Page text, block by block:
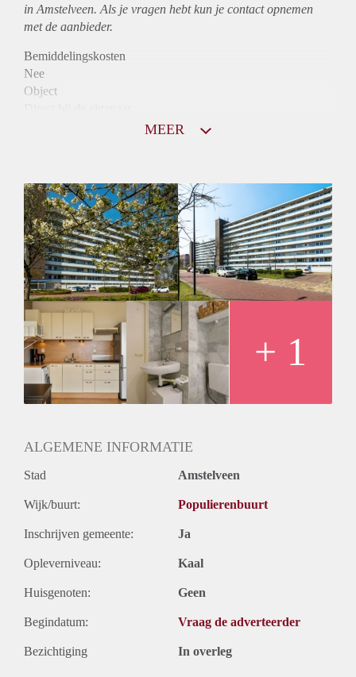
in Amstelveen. Als je vragen hebt kun je contact opnemen
met de aanbieder.
Bemiddelingskosten
Nee
Object
Huurtoeslag
Niet mogelijk
Inkomen eis
3,1 X Maandhuur Bruto
Huurtermijn
Onbepaalde termijn
Oplevering
Kaal
MEER
+ 1
ALGEMENE INFORMATIE
Stad Amstelveen
Wijk/buurt: Populierenbuurt
Inschrijven gemeente: Ja
Opleverniveau: Kaal
Huisgenoten: Geen
Begindatum: Vraag de adverteerder
Bezichtiging In overleg